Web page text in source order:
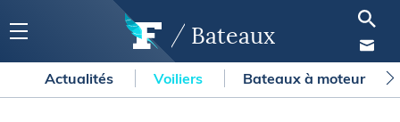
Bateaux
Actualités Voiliers Bateaux à moteur